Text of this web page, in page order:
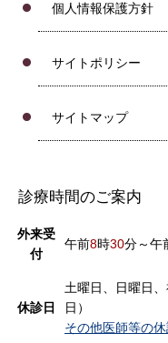
個人情報保護方針
サイトポリシー
サイトマップ
診療時間のご案内
外来受
付
午前8時30分～午
休診日
土曜日、日曜日
日）
その他医師等の